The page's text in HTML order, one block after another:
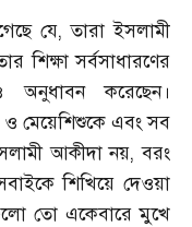
যে,তারা ইসলামী
শিক্ষা সর্বসাধারণের
অনুধাবন করেছেন।
ও মেয়েশিশুকে এবং সব
আকীদা নয়,বরং
শিখিয়ে দেওয়া
তো একেবারে মুখে